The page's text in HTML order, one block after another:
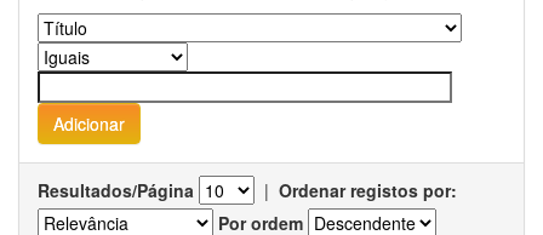
Resultados/Página | Ordenar registos por:
Por ordem